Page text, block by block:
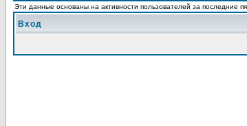
Эти данные основаны на активности пользователей за последние
Вход